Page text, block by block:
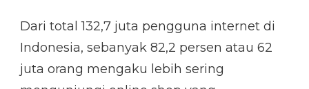
Dari total 132,7 juta pengguna internet di
Indonesia, sebanyak 82,2 persen atau 62
juta orang mengaku lebih sering